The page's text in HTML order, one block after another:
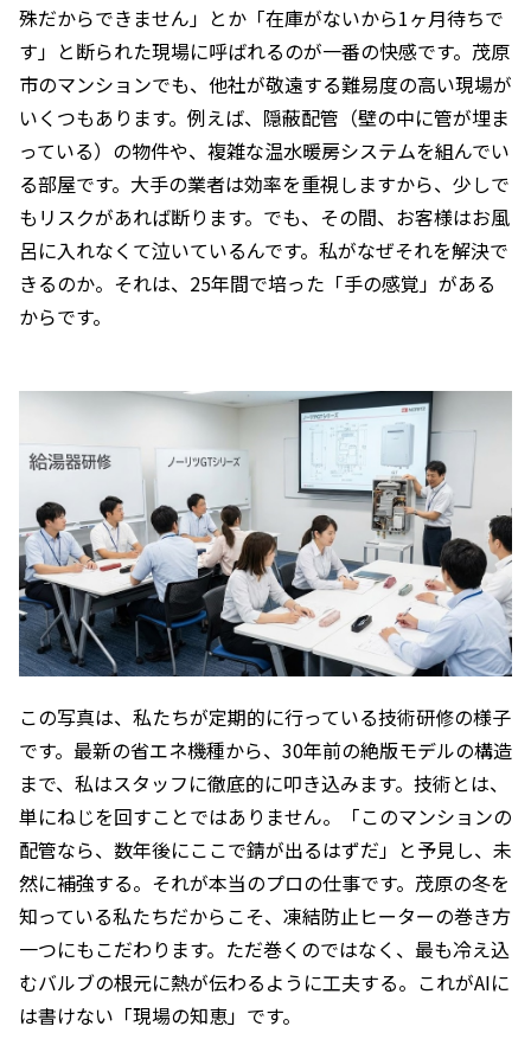
殊だからできません」とか「在庫がないから1ヶ月待ちで
す」と断られた現場に呼ばれるのが一番の快感です。茂原
市のマンションでも、他社が敬遠する難易度の高い現場が
いくつもあります。例えば、隠蔽配管（壁の中に管が埋ま
っている）の物件や、複雑な温水暖房システムを組んでい
る部屋です。大手の業者は効率を重視しますから、少しで
もリスクがあれば断ります。でも、その間、お客様はお風
呂に入れなくて泣いているんです。私がなぜそれを解決で
きるのか。それは、25年間で培った「手の感覚」がある
からです。
この写真は、私たちが定期的に行っている技術研修の様子
です。最新の省エネ機種から、30年前の絶版モデルの構造
まで、私はスタッフに徹底的に叩き込みます。技術とは、
単にねじを回すことではありません。「このマンションの
配管なら、数年後にここで錆が出るはずだ」と予見し、未
然に補強する。それが本当のプロの仕事です。茂原の冬を
知っている私たちだからこそ、凍結防止ヒーターの巻き方
一つにもこだわります。ただ巻くのではなく、最も冷え込
むバルブの根元に熱が伝わるように工夫する。これがAIに
は書けない「現場の知恵」です。